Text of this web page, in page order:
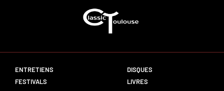
ENTRETIENS
FESTIVALS
DISQUES
LIVRES